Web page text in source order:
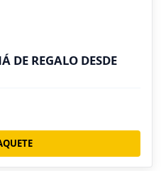
DE REGALO DESDE